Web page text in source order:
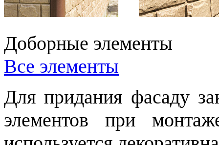
Доборные элементы
Все элементы
Для придания фасаду
элементов при